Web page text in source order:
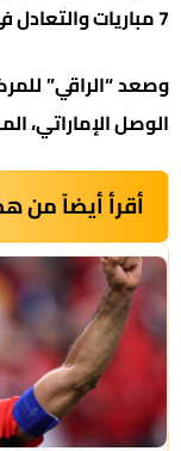
وصعد “الراقي”
الوصل الإماراتي،
أقرأ أيضاً من